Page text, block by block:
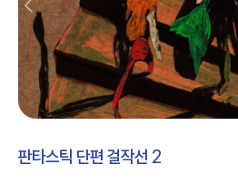
판타스틱 단편 걸작선 2